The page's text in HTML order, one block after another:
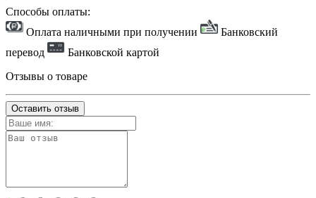
Способы оплаты:
Оплата наличными при получении
Банковский
перевод
Банковской картой
Отзывы о товаре
Оставить отзыв